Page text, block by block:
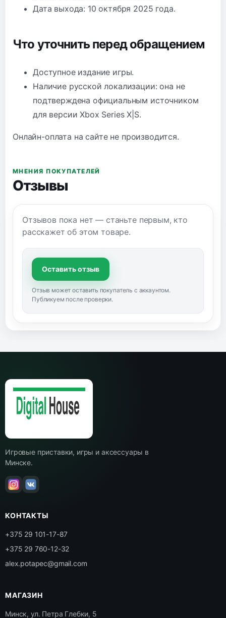
Дата выхода: 10 октября 2025 года.
Что уточнить перед обращением
Доступное издание игры.
Наличие русской локализации: она не
подтверждена официальным источником
для версии Xbox Series X|S.
Онлайн-оплата на сайте не производится.
МНЕНИЯ ПОКУПАТЕЛЕЙ
Отзывы
Отзывов пока нет — станьте первым, кто
расскажет об этом товаре.
Оставить отзыв
Отзыв может оставить покупатель с аккаунтом.
Публикуем после проверки.
Игровые приставки, игры и аксессуары в
Минске.
КОНТАКТЫ
+375 29 101-17-87
+375 29 760-12-32
alex.potapec@gmail.com
МАГАЗИН
Минск, ул. Петра Глебки, 5